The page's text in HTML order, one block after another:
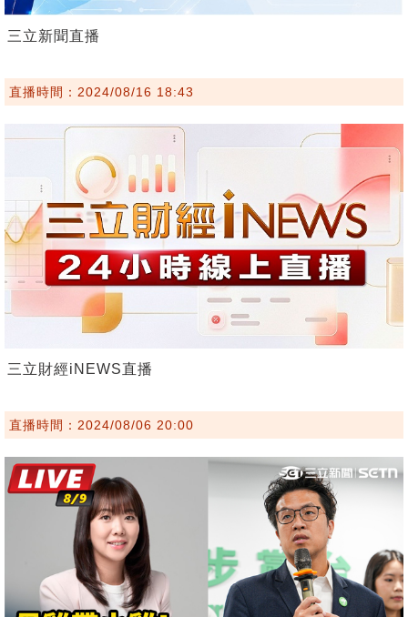
三立新聞直播
直播時間：2024/08/16 18:43
三立財經iNEWS直播
直播時間：2024/08/06 20:00